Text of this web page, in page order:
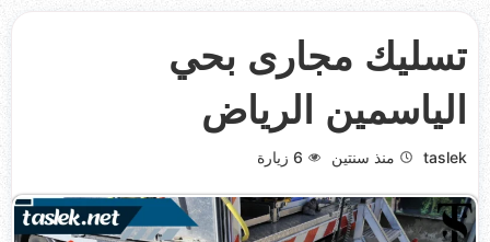
تسليك مجارى بحي
الياسمين الرياض
taslek منذ سنتين 6 زيارة